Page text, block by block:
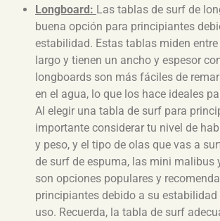
Longboard: Las tablas de surf de
buena opción para principiantes
estabilidad. Estas tablas miden
largo y tienen un ancho y espesor
longboards son más fáciles de
en el agua, lo que los hace ideales
Al elegir una tabla de surf para
importante considerar tu nivel de
y peso, y el tipo de olas que vas a
de surf de espuma, las mini malibus
son opciones populares y
principiantes debido a su
uso. Recuerda, la tabla de surf